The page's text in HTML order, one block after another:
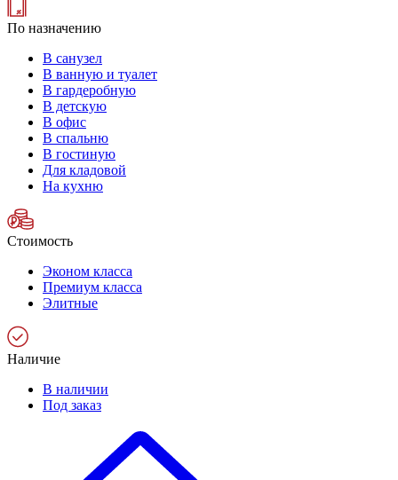
По назначению
В санузел
В ванную и туалет
В гардеробную
В детскую
В офис
В спальню
В гостиную
Для кладовой
На кухню
Стоимость
Эконом класса
Премиум класса
Элитные
Наличие
В наличии
Под заказ